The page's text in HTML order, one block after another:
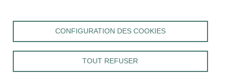
CONFIGURATION DES COOKIES
TOUT REFUSER
Menu
de
Accueil
Mentions légales
Accessibilité : Non conforme
Cookies